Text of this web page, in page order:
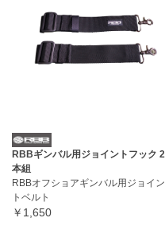
RBBギンバル用ジョイントフック 2
本組
RBBオフショアギンバル用ジョイン
トベルト
￥1,650